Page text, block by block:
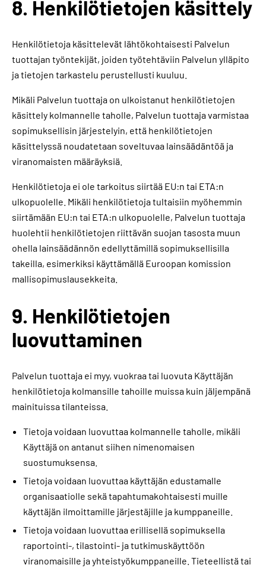
8. Henkilötietojen käsittely
Henkilötietoja käsittelevät lähtökohtaisesti Palvelun
tuottajan työntekijät, joiden työtehtäviin Palvelun ylläpito
ja tietojen tarkastelu perustellusti kuuluu.
Mikäli Palvelun tuottaja on ulkoistanut henkilötietojen
käsittely kolmannelle taholle, Palvelun tuottaja varmistaa
sopimuksellisin järjestelyin, että henkilötietojen
käsittelyssä noudatetaan soveltuvaa lainsäädäntöä ja
viranomaisten määräyksiä.
Henkilötietoja ei ole tarkoitus siirtää EU:n tai ETA:n
ulkopuolelle. Mikäli henkilötietoja tultaisiin myöhemmin
siirtämään EU:n tai ETA:n ulkopuolelle, Palvelun tuottaja
huolehtii henkilötietojen riittävän suojan tasosta muun
ohella lainsäädännön edellyttämillä sopimuksellisilla
takeilla, esimerkiksi käyttämällä Euroopan komission
mallisopimuslausekkeita.
9. Henkilötietojen
luovuttaminen
Palvelun tuottaja ei myy, vuokraa tai luovuta Käyttäjän
henkilötietoja kolmansille tahoille muissa kuin jäljempänä
mainituissa tilanteissa.
Tietoja voidaan luovuttaa kolmannelle taholle, mikäli
Käyttäjä on antanut siihen nimenomaisen
suostumuksensa.
Tietoja voidaan luovuttaa käyttäjän edustamalle
organisaatiolle sekä tapahtumakohtaisesti muille
käyttäjän ilmoittamille järjestäjille ja kumppaneille.
Tietoja voidaan luovuttaa erillisellä sopimuksella
raportointi-, tilastointi- ja tutkimuskäyttöön
viranomaisille ja yhteistyökumppaneille. Tieteellistä tai